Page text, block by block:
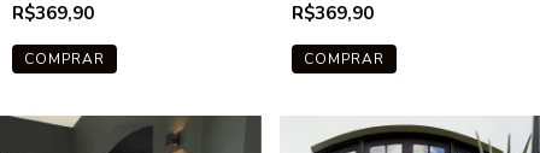
R$369,90
COMPRAR
R$369,90
COMPRAR